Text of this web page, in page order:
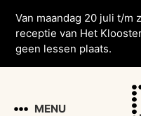
Van maandag 20 juli t/m
receptie van Het
geen lessen plaats.
MENU